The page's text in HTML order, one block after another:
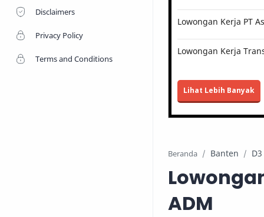
Disclaimers
Privacy Policy
Terms and Conditions
Lowongan Kerja PT
Lowongan Kerja
Lihat Lebih Banyak
Beranda Banten D3
ADM